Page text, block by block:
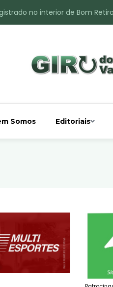
no interior de Bom
Somos Editoriais